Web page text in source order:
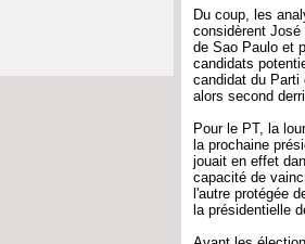
Du coup, les
considèrent José
de Sao Paulo et
candidats
candidat du Parti
alors second
Pour le PT, la
la prochaine
jouait en effet
capacité de
l'autre protégée
la présidentielle